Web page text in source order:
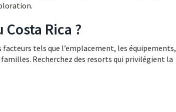
Rica ?
facteurs tels que l’emplacement, les équipements,
Recherchez des resorts qui privilégient la